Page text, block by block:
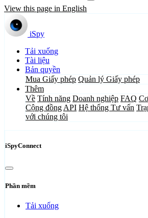
View this page in English
iSpy
Tải xuống
Tài liệu
Bản quyền
Mua Giấy phép Quản lý Giấy phép
Thêm
Về Tính năng Doanh nghiệp FAQ
Cộng đồng API Hệ thống Tư vấn
với chúng tôi
iSpyConnect
Phần mềm
Tải xuống